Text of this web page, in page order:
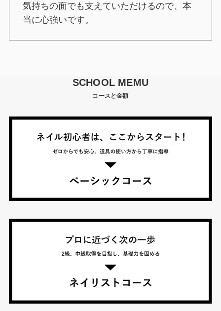
気持ちの面でも支えていただけるので、本
当に心強いです。
SCHOOL MEMU
コースと金額